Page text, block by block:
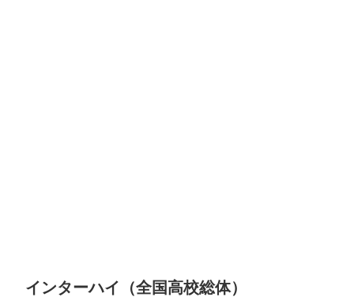
インターハイ（全国高校総体）